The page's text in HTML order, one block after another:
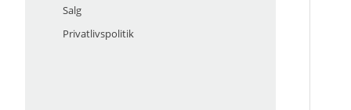
Salg
Privatlivspolitik